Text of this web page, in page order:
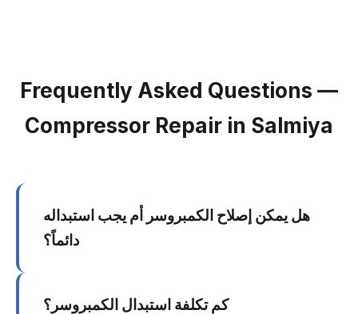
Frequently Asked Questions —
Compressor Repair in Salmiya
هل يمكن إصلاح الكمبروسر أم يجب استبداله
دائماً؟
دارة الحماية يمكن إصلاحها. لكن إذا كان الكمبروسر
كم تكلفة استبدال الكمبروسر؟